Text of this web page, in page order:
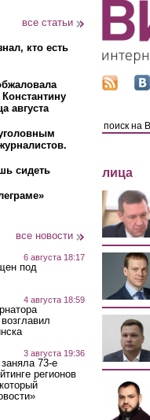
все статьи
кто есть
августа
сидеть
все новости
6 августа 18:17
под
4 августа 18:59
3 августа 19:36
73-е
регионов
лица